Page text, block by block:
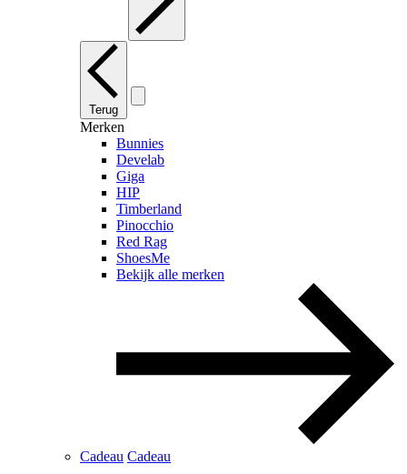
Terug
Merken
Bunnies
Develab
Giga
HIP
Timberland
Pinocchio
Red Rag
ShoesMe
Bekijk alle merken
Cadeau Cadeau